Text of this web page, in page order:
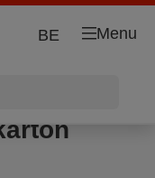
Menu
BE